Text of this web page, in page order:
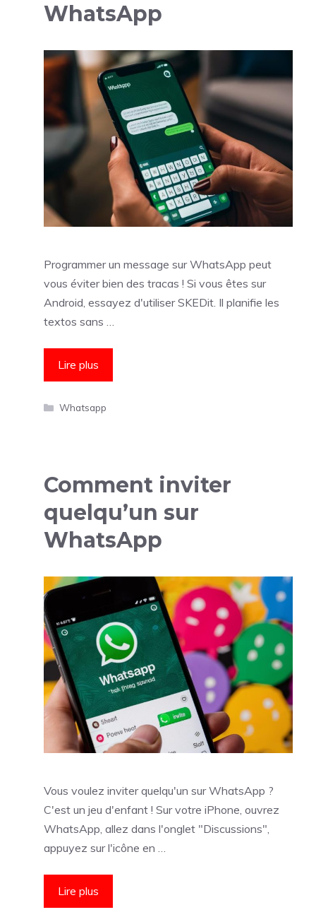
WhatsApp
Programmer un message sur WhatsApp peut
vous éviter bien des tracas ! Si vous êtes sur
Android, essayez d'utiliser SKEDit. Il planifie les
textos sans …
Lire plus
Catégories
Whatsapp
Comment inviter
quelqu’un sur
WhatsApp
Vous voulez inviter quelqu'un sur WhatsApp ?
C'est un jeu d'enfant ! Sur votre iPhone, ouvrez
WhatsApp, allez dans l'onglet "Discussions",
appuyez sur l'icône en …
Lire plus